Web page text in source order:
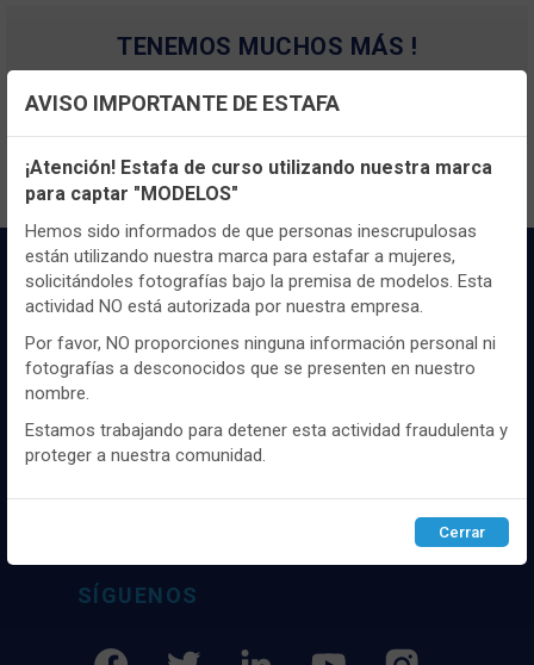
TENEMOS MUCHOS MÁS !
Registrateaquípara poder ver todo el
contenido y los precios.
marcaas de ropa y complementos del
mercado, marcas tanto nacionales como
experiencia como proveedor de los mejores
SÍGUENOS
Configuración de cookies
Utilizamos cookies propias y de terceros, de sesión o
persistentes, para hacer funcionar de manera segura nuestra
página web y personalizar su contenido.
Igualmente, utilizamos cookies para medir y obtener datos de
la navegación que realizas y para ajustar el contenido a tus
gustos y preferencias.
Puedesconfigurary aceptar el uso de cookies a tu gusto.
Para obtener más información visita nuestra
cookies.
Configurar Rechazar ACEPTAR
AVISO IMPORTANTE DE ESTAFA
¡Atención! Estafa de curso utilizando nuestra marca
para captar "MODELOS"
Hemos sido informados de que personas inescrupulosas
están utilizando nuestra marca para estafar a mujeres,
solicitándoles fotografías bajo la premisa de modelos. Esta
actividad NO está autorizada por nuestra empresa.
Por favor, NO proporciones ninguna información personal ni
fotografías a desconocidos que se presenten en nuestro
nombre.
Estamos trabajando para detener esta actividad fraudulenta y
proteger a nuestra comunidad.
Cerrar